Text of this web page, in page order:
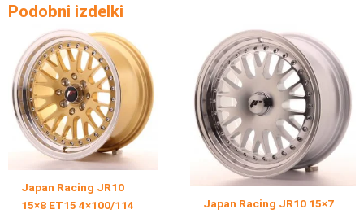
Podobni izdelki
Japan Racing JR10
15×8 ET15 4×100/114
Japan Racing JR10 15×7